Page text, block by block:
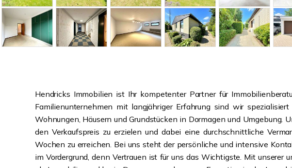
Hendricks Immobilien ist Ihr kompetenter Partner für
Familienunternehmen mit langjähriger Erfahrung sind wir
Wohnungen, Häusern und Grundstücken in Dormagen und Umgebung.
den Verkaufspreis zu erzielen und dabei eine durchschnittliche
Wochen zu erreichen. Bei uns steht der persönliche und intensive
im Vordergrund, denn Vertrauen ist für uns das Wichtigste. Mit unserer